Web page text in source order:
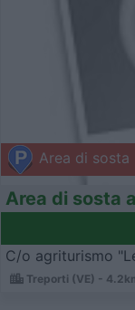
Area di sosta
Area di sosta
C/o agriturismo
Treporti (VE) -